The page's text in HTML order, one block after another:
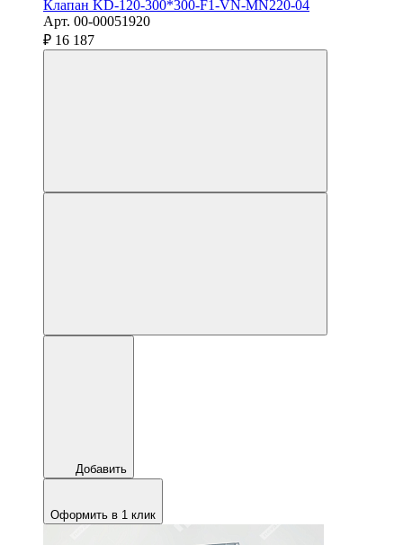
Клапан KD-120-300*300-F1-VN-MN220-04
Арт. 00-00051920
₽ 16 187
Добавить
Оформить в 1 клик